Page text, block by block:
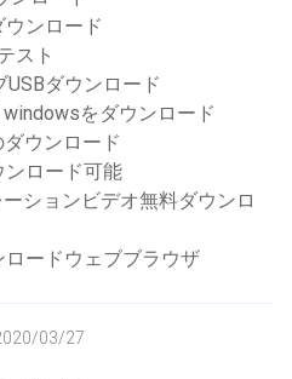
ンロード
スト
ダウンロード
をダウンロード
ウンロード
ンロード可能
ションビデオ無料ダウンロ
ードウェブブラウザ
03/27